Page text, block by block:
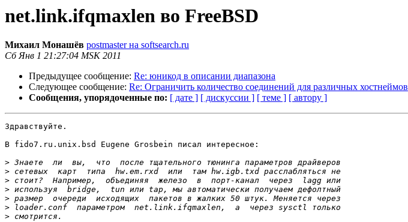
net.link.ifqmaxlen во FreeBSD
Михаил Монашёв postmaster на softsearch.ru
Сб Янв 1 21:27:04 MSK 2011
Предыдущее сообщение: Re: юникод в описании диапазона
Следующее сообщение: Re: Ограничить количество соединений для различных хостнеймов
Сообщения, упорядоченные по: [ дате ] [ дискуссии ] [ теме ] [ автору ]
Здравствуйте.
В fido7.ru.unix.bsd Eugene Grosbein писал интересное:
>
>
>
>
>
>
>